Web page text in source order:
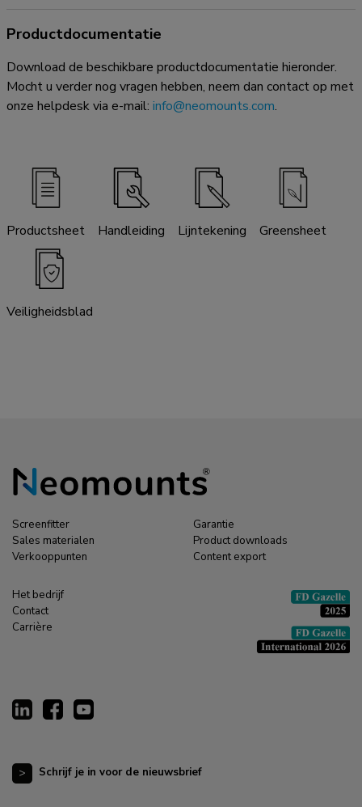
Productdocumentatie
Download de beschikbare productdocumentatie hieronder.
Mocht u verder nog vragen hebben, neem dan contact op met
onze helpdesk via e-mail: info@neomounts.com.
Productsheet Handleiding Lijntekening Greensheet
Veiligheidsblad
Screenfitter
Sales materialen
Verkooppunten
Garantie
Product downloads
Content export
Het bedrijf
Contact
Carrière
Schrijf je in voor de nieuwsbrief